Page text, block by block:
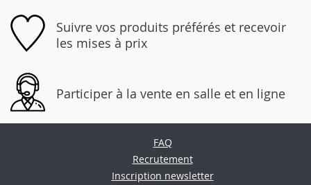
Suivre vos produits préférés et recevoir
les mises à prix
Participer à la vente en salle et en ligne
FAQ
Recrutement
Inscription newsletter